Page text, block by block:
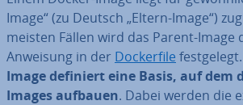
Image“ (zu Deutsch „Eltern-Image“)
meisten Fällen wird das Parent-Image
Anweisung in der Do­cker­file
Image definiert eine Basis, auf dem
Images aufbauen. Dabei werden die